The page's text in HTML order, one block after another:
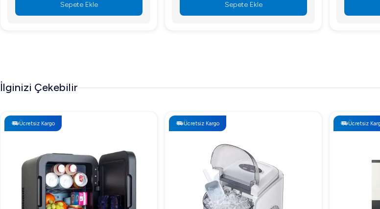
Sepete Ekle Sepete Ekle
İlginizi Çekebilir
Ücretsiz Kargo Ücretsiz Kargo Ücretsiz